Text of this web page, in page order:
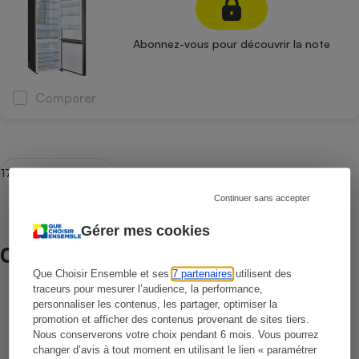
Gérer mes cookies
Que Choisir Ensemble et ses7 partenaires utilisent des
traceurs pour mesurer l’audience, la performance,
personnaliser les contenus, les partager, optimiser la
promotion et afficher des contenus provenant de sites tiers.
Nous conserverons votre choix pendant 6 mois. Vous pourrez
changer d’avis à tout moment en utilisant le lien « paramétrer
Continuer sans accepter
Abonnez-vous pour découvrir la note
Comparer
174 produits archivés
Comparateur / Comparatif
Congélateurs